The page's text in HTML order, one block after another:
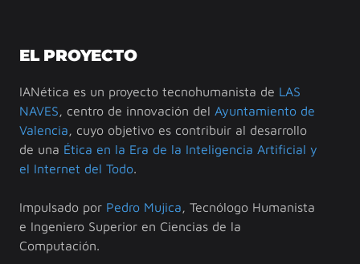
EL PROYECTO
IANética es un proyecto tecnohumanista de LAS
NAVES, centro de innovación del Ayuntamiento de
Valencia, cuyo objetivo es contribuir al desarrollo
de una Ética en la Era de la Inteligencia Artificial y
el Internet del Todo.
Impulsado por Pedro Mujica, Tecnólogo Humanista
e Ingeniero Superior en Ciencias de la
Computación.